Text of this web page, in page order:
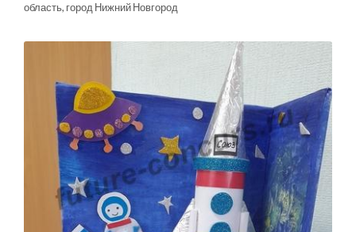
область, город Нижний Новгород